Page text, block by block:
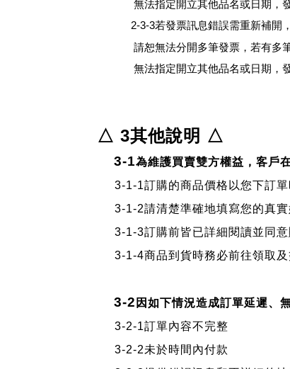
無法指定開立其他品名或日期，
2-3-3若發票訊息錯誤需重新補開
請恕無法分開多筆發票，若有多
無法指定開立其他品名或日期，
△ 3其他說明 △
3-1為維護買賣雙方權益，客戶
3-1-1訂購的商品價格以您下訂單
3-1-2請清楚準確地填寫您的真
3-1-3訂購前皆已詳細閱讀並同
3-1-4商品到貨時務必前往領取及
3-2 因如下情況造成訂單延遲、
3-2-1訂單內容不完整
3-2-2未於時間內付款